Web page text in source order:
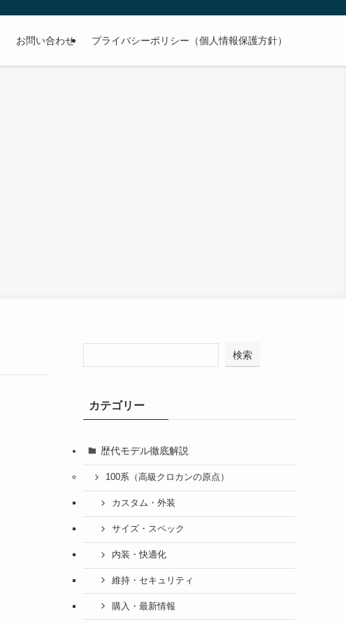
お問い合わせ プライバシーポリシー（個人情報保護方針）
検索
カテゴリー
歴代モデル徹底解説
100系（高級クロカンの原点）
カスタム・外装
サイズ・スペック
内装・快適化
維持・セキュリティ
購入・最新情報